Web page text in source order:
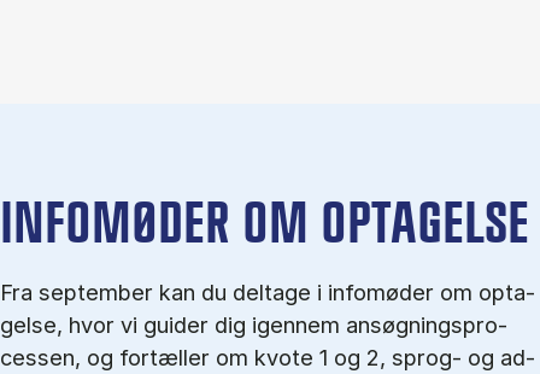
IN­FO­MØ­DER OM OP­TA­GEL­SE
Fra september kan du del­tage i in­fo­mø­der om op­ta­
gel­se, hvor vi gu­i­der dig igen­nem an­søg­nings­pro­
ces­sen, og for­tæl­ler om kvo­te 1 og 2, sprog- og ad­